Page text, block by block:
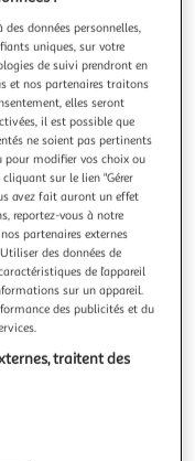
26cm noir
L. 13 x l. 26 x H. 8,8
Spécificités :
Poids : 0,340 kg
9,99€ 12,99€
données personnelles,
uniques, sur votre
de suivi prendront en
et nos partenaires traitons
elles seront
il est possible que
ne soient pas pertinents
pour modifier vos choix ou
sur le lien "Gérer
avez fait auront un effet
reportez-vous à notre
partenaires externes
des données de
de l’appareil
sur un appareil.
des publicités et du
traitent des